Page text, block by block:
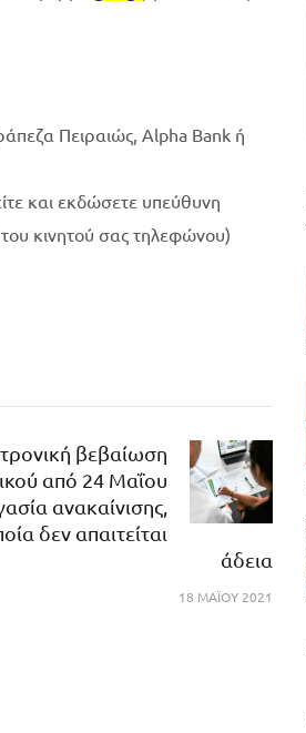
Πειραιώς, Alpha Bank ή
και εκδώσετε υπεύθυνη
κινητού σας τηλεφώνου)
βεβαίωση
από 24 Μαΐου
ανακαίνισης,
δεν απαιτείται
άδεια
18 ΜΑΪ́ΟΥ 2021